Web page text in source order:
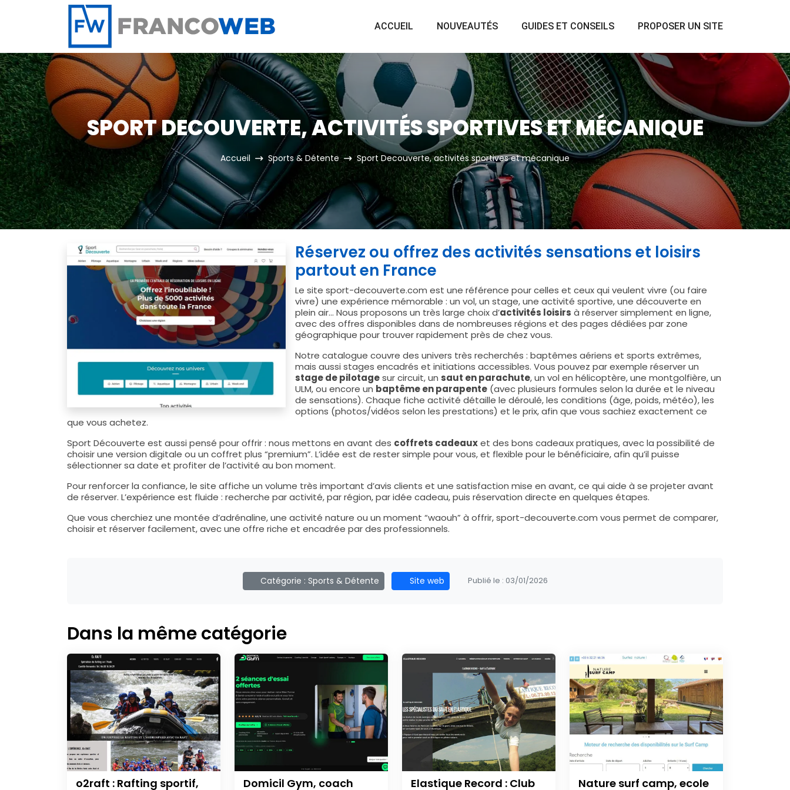
Panneau de gestion des cookies
ACCUEIL NOUVEAUTÉS GUIDES ET CONSEILS PROPOSER UN SITE
SPORT DECOUVERTE, ACTIVITÉS SPORTIVES ET MÉCANIQUE
Accueil Sports & Détente Sport Decouverte, activités sportives et mécanique
Réservez ou offrez des activités sensations et loisirs
partout en France
Le site sport-decouverte.com est une référence pour celles et ceux qui veulent vivre (ou faire
vivre) une expérience mémorable : un vol, un stage, une activité sportive, une découverte en
plein air… Nous proposons un très large choix d’activités loisirs à réserver simplement en ligne,
avec des offres disponibles dans de nombreuses régions et des pages dédiées par zone
géographique pour trouver rapidement près de chez vous.
Notre catalogue couvre des univers très recherchés : baptêmes aériens et sports extrêmes,
mais aussi stages encadrés et initiations accessibles. Vous pouvez par exemple réserver un
stage de pilotagesur circuit, un saut en parachute, un vol en hélicoptère, une montgolfière, un
ULM, ou encore un baptême en parapente (avec plusieurs formules selon la durée et le niveau
de sensations). Chaque fiche activité détaille le déroulé, les conditions (âge, poids, météo), les
options (photos/vidéos selon les prestations) et le prix, afin que vous sachiez exactement ce
que vous achetez.
Sport Découverte est aussi pensé pour offrir : nous mettons en avant des coffrets cadeauxet des bons cadeaux pratiques, avec la possibilité de
choisir une version digitale ou un coffret plus “premium”. L’idée est de rester simple pour vous, et flexible pour le bénéficiaire, afin qu’il puisse
sélectionner sa date et profiter de l’activité au bon moment.
Pour renforcer la confiance, le site affiche un volume très important d’avis clients et une satisfaction mise en avant, ce qui aide à se projeter avant
de réserver. L’expérience est fluide : recherche par activité, par région, par idée cadeau, puis réservation directe en quelques étapes.
Que vous cherchiez une montée d’adrénaline, une activité nature ou un moment “waouh” à offrir, sport-decouverte.com vous permet de comparer,
choisir et réserver facilement, avec une offre riche et encadrée par des professionnels.
Catégorie : Sports & Détente Site web Publié le : 03/01/2026
Dans la même catégorie
o2raft : Rafting sportif,
Domicil Gym, coach
Elastique Record : Club
Nature surf camp, ecole